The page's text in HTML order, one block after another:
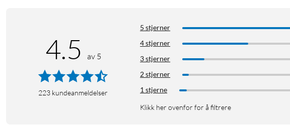
4.5 av 5
223 kundeanmeldelser
5 stjerner
4 stjerner
3 stjerner
2 stjerner
1 stjerne
Klikk her ovenfor for å filtrere